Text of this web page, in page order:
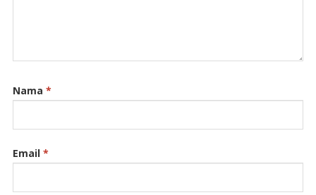
Nama *
Email *